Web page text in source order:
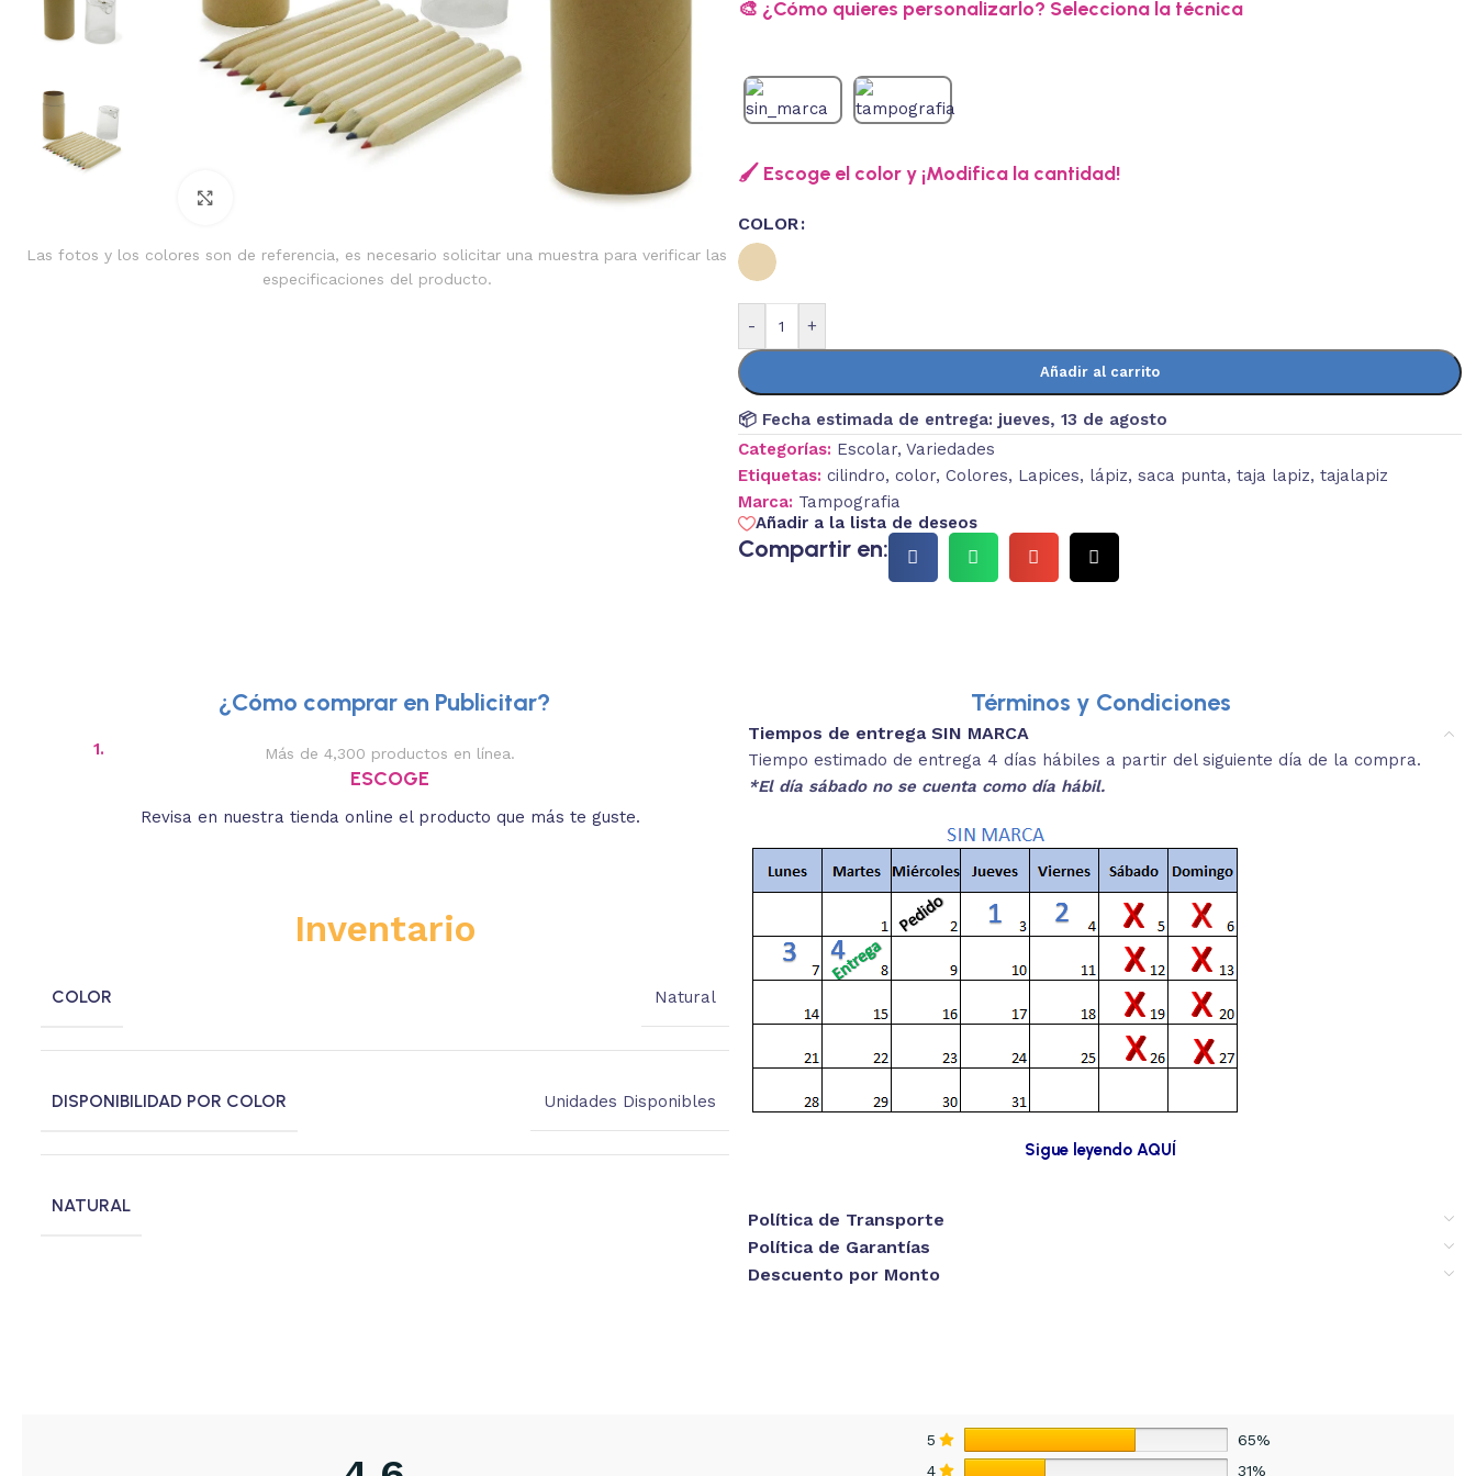
Las fotos y los colores son de referencia, es necesario solicitar una muestra para verificar las
especificaciones del producto.
🎨 ¿Cómo quieres personalizarlo? Selecciona la técnica
🖌️ Escoge el color y ¡Modifica la cantidad!
COLOR
- +
Añadir al carrito
📦 Fecha estimada de entrega: jueves, 13 de agosto
Categorías: Escolar, Variedades
Etiquetas: cilindro, color, Colores, Lapices, lápiz, saca punta, taja lapiz, tajalapiz
Marca: Tampografia
Añadir a la lista de deseos
Compartir en:
¿Cómo comprar en Publicitar?
1. Más de 4,300 productos en línea.
ESCOGE
Revisa en nuestra tienda online el producto que más te guste.
Descripciones breves y medidas aproximadas.
REVISA
estás buscando.
3.
Inventario
COLOR Natural
DISPONIBILIDAD POR COLOR Unidades Disponibles
NATURAL
Términos y Condiciones
Tiempos de entrega SIN MARCA
Tiempo estimado de entrega 4 días hábiles a partir del siguiente día de la compra.
*El día sábado no se cuenta como día hábil.
Sigue leyendo AQUÍ
Política de Transporte
Política de Garantías
Descuento por Monto
5
65%
4
31%